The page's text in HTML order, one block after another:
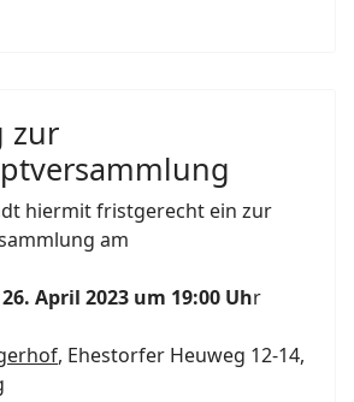
zur
hiermit fristgerecht ein zur
am
April 2023 um 19:00 Uhr
, Ehestorfer Heuweg 12-14,